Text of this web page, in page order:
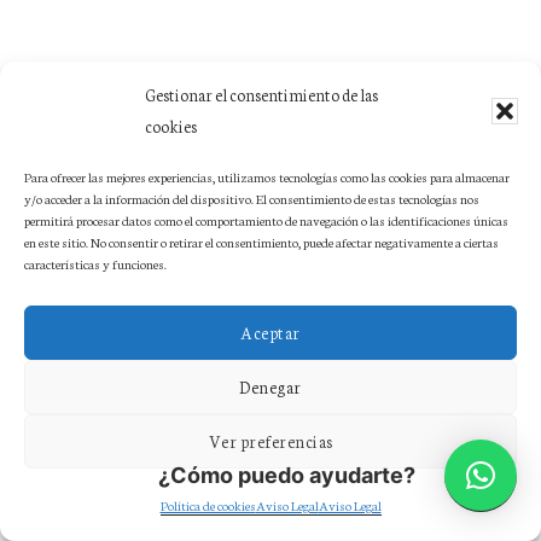
Gestionar el consentimiento de las
cookies
Para ofrecer las mejores experiencias, utilizamos tecnologías como las cookies para almacenar
y/o acceder a la información del dispositivo. El consentimiento de estas tecnologías nos
permitirá procesar datos como el comportamiento de navegación o las identificaciones únicas
en este sitio. No consentir o retirar el consentimiento, puede afectar negativamente a ciertas
características y funciones.
Aceptar
Denegar
Ver preferencias
Política de cookiesAviso LegalAviso Legal
¿Cómo puedo ayudarte?